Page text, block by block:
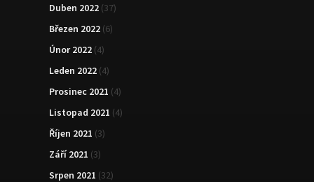
Duben 2022 (37)
Březen 2022 (6)
Únor 2022 (4)
Leden 2022 (4)
Prosinec 2021 (4)
Listopad 2021 (4)
Říjen 2021 (3)
Září 2021 (3)
Srpen 2021 (32)